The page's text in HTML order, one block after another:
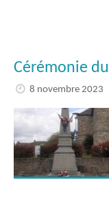
Cérémonie
8 novembre 2023